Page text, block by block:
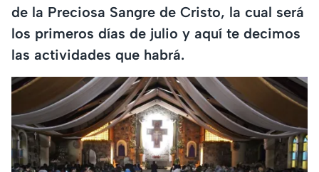
de la Preciosa Sangre de Cristo, la cual será
los primeros días de julio y aquí te decimos
las actividades que habrá.